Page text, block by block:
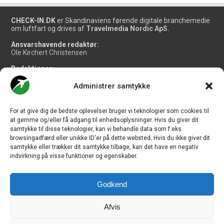
Administrer samtykke
For at give dig de bedste oplevelser bruger vi teknologier som cookies til
at gemme og/eller få adgang til enhedsoplysninger. Hvis du giver dit
samtykke til disse teknologier, kan vi behandle data som f.eks.
browsingadfærd eller unikke ID'er på dette websted. Hvis du ikke giver dit
samtykke eller trækker dit samtykke tilbage, kan det have en negativ
indvirkning på visse funktioner og egenskaber.
Godkend
Afvis
CHECK-IN.DK er Skandinaviens førende digitale branchemedie
om luftfart og drives af Travelmedia Nordic ApS.
Ansvarshavende redaktør:
Ole Kirchert Christensen
Redaktionen:
Christian Granhøj Skouboe
Henrik Baumgarten
Danny Longhi Andreasen
Salg og jobannoncer:
salg@travelmedianordic.com
Vi tager ansvar for indholdet og er tilmeldt